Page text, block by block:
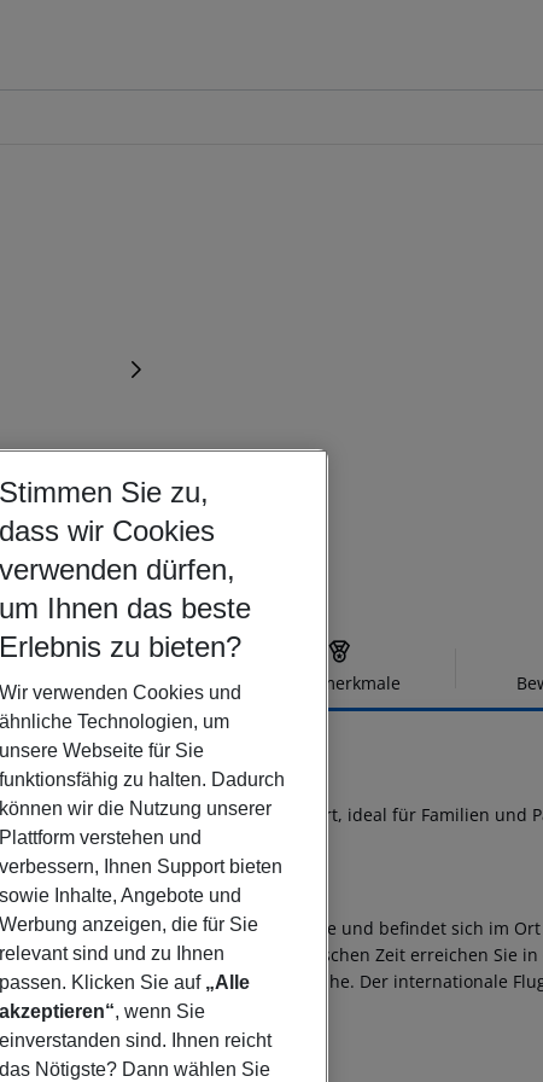
Hotelbeschreibung Hotelmerkmale
Beach
5
Sandstrand angelegtes 5*-Sterne Resort, ideal für Familien und
bietet eine fantastische Strandlage und befindet sich im
charmanten Flair aus der venezianischen Zeit erreichen Sie
befinden sich in unmittelbarer Nähe. Der internationale
Stimmen Sie zu,
dass wir Cookies
verwenden dürfen,
um Ihnen das beste
Erlebnis zu bieten?
Wir verwenden Cookies und
ähnliche Technologien, um
unsere Webseite für Sie
funktionsfähig zu halten. Dadurch
können wir die Nutzung unserer
Plattform verstehen und
verbessern, Ihnen Support bieten
sowie Inhalte, Angebote und
Werbung anzeigen, die für Sie
relevant sind und zu Ihnen
passen. Klicken Sie auf „Alle
akzeptieren“, wenn Sie
einverstanden sind. Ihnen reicht
das Nötigste? Dann wählen Sie